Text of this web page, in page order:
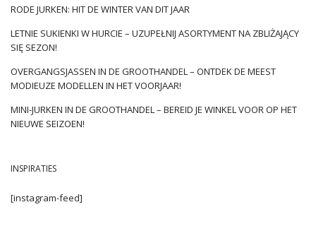
passen in glamourstyling en trainingspakmodellen in
sportstijl. Het maakt niet uit welke stijl, lichaamsbouw of
schoonheid je hebt —
RODE JURKEN: HIT DE WINTER VAN DIT JAAR
LETNIE SUKIENKI W HURCIE – UZUPEŁNIJ ASORTYMENT NA ZBLIŻAJĄCY
SIĘ SEZON!
OVERGANGSJASSEN IN DE GROOTHANDEL – ONTDEK DE MEEST
MODIEUZE MODELLEN IN HET VOORJAAR!
MINI-JURKEN IN DE GROOTHANDEL – BEREID JE WINKEL VOOR OP HET
NIEUWE SEIZOEN!
INSPIRATIES
[instagram-feed]